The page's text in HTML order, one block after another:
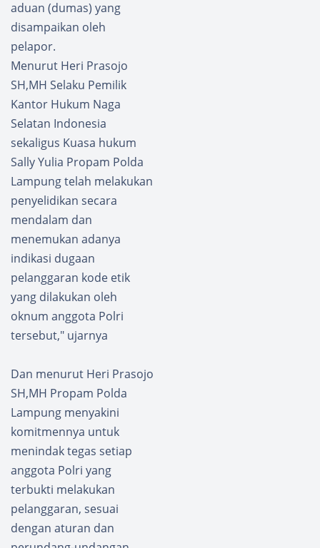
aduan (dumas) yang
disampaikan oleh
pelapor.
Menurut Heri Prasojo
SH,MH Selaku Pemilik
Kantor Hukum Naga
Selatan Indonesia
sekaligus Kuasa hukum
Sally Yulia Propam Polda
Lampung telah melakukan
penyelidikan secara
mendalam dan
menemukan adanya
indikasi dugaan
pelanggaran kode etik
yang dilakukan oleh
oknum anggota Polri
tersebut," ujarnya
Dan menurut Heri Prasojo
SH,MH Propam Polda
Lampung menyakini
komitmennya untuk
menindak tegas setiap
anggota Polri yang
terbukti melakukan
pelanggaran, sesuai
dengan aturan dan